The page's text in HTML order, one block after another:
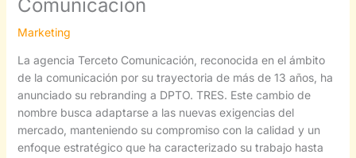
Comunicación
Marketing
La agencia Terceto Comunicación, reconocida en el ámbito
de la comunicación por su trayectoria de más de 13 años, ha
anunciado su rebranding a DPTO. TRES. Este cambio de
nombre busca adaptarse a las nuevas exigencias del
mercado, manteniendo su compromiso con la calidad y un
enfoque estratégico que ha caracterizado su trabajo hasta